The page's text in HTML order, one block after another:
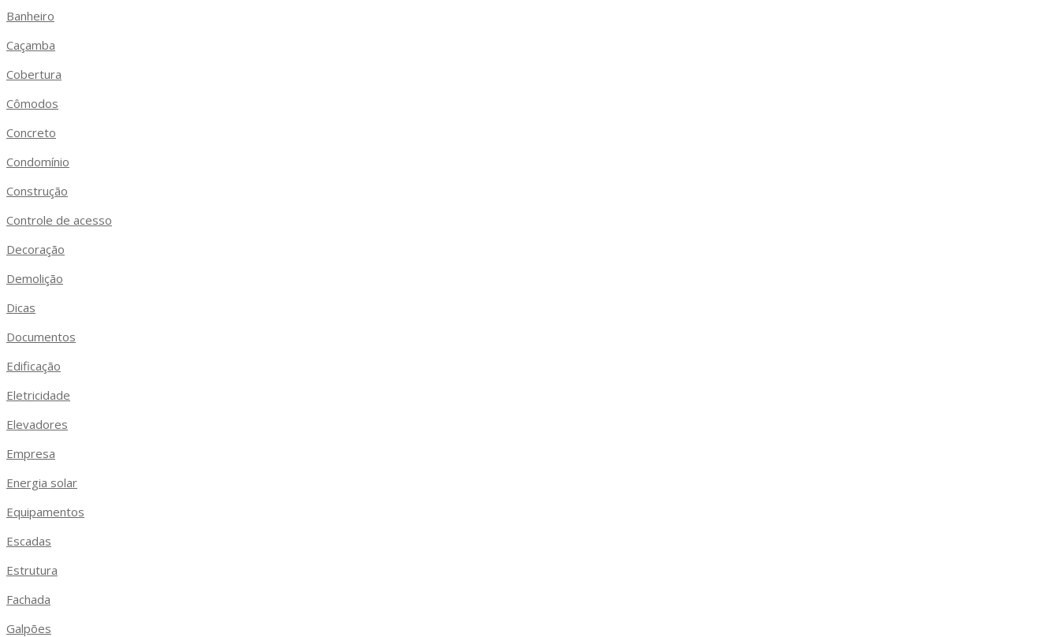
Banheiro
Caçamba
Cobertura
Cômodos
Concreto
Condomínio
Construção
Controle de acesso
Decoração
Demolição
Dicas
Documentos
Edificação
Eletricidade
Elevadores
Empresa
Energia solar
Equipamentos
Escadas
Estrutura
Fachada
Galpões